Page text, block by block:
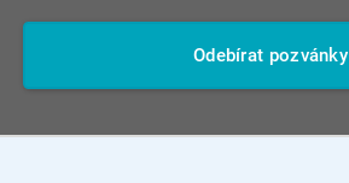
Odebírat pozvánky